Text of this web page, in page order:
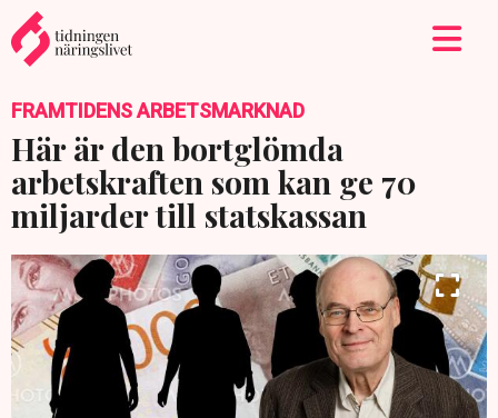
FRAMTIDENS ARBETSMARKNAD
Här är den bortglömda
arbetskraften som kan ge 70
miljarder till statskassan